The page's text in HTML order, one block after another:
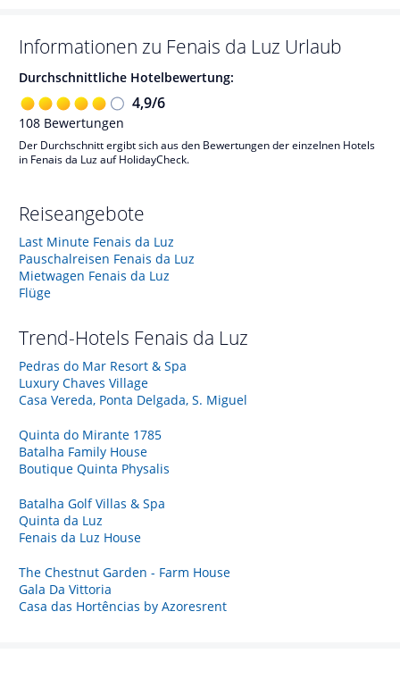
Informationen zu Fenais da Luz Urlaub
Durchschnittliche Hotelbewertung:
4,9/6
108 Bewertungen
Der Durchschnitt ergibt sich aus den Bewertungen der einzelnen Hotels
in Fenais da Luz auf HolidayCheck.
Reiseangebote
Last Minute Fenais da Luz
Pauschalreisen Fenais da Luz
Mietwagen Fenais da Luz
Flüge
Trend-Hotels Fenais da Luz
Pedras do Mar Resort & Spa
Luxury Chaves Village
Casa Vereda, Ponta Delgada, S. Miguel
Quinta do Mirante 1785
Batalha Family House
Boutique Quinta Physalis
Batalha Golf Villas & Spa
Quinta da Luz
Fenais da Luz House
The Chestnut Garden - Farm House
Gala Da Vittoria
Casa das Hortências by Azoresrent